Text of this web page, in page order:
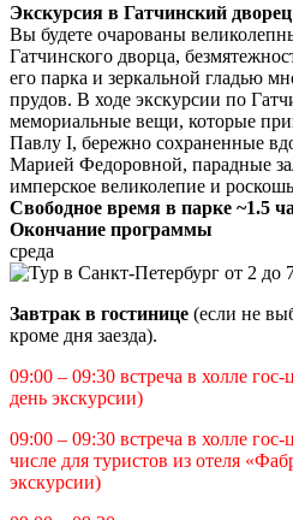
Экскурсия в Гатчинский дворец
Вы будете очарованы
Гатчинского дворца,
его парка и зеркальной гладью
прудов. В ходе экскурсии по
мемориальные вещи, которые
Павлу I, бережно сохраненные
Марией Федоровной, парадные
имперское великолепие и
Свободное время в парке ~1.5
Окончание программы
среда
Завтрак в гостинице (если не
кроме дня заезда).
09:00 – 09:30 встреча в холле
день экскурсии)
09:00 – 09:30 встреча в холле
числе для туристов из отеля
экскурсии)